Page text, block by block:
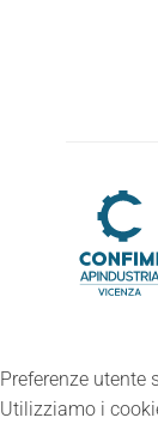
Preferenze utente
Utilizziamo i